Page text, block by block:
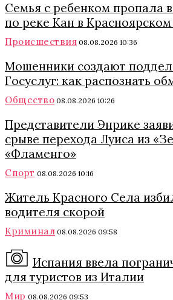
Семья с ребенком пропала
по реке Кан в
Происшествия 08.08.2026 10:36
Мошенники создают
Госуслуг: как распознать
Общество 08.08.2026 10:26
Представители Энрике
срыве перехода Луиса из
«Фламенго»
Спорт 08.08.2026 10:16
Житель Красного Села
водителя скорой
Криминал 08.08.2026 09:58
Испания ввела
для туристов из Италии
Мир 08.08.2026 09:53